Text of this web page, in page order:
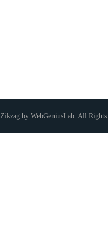
by WebGeniusLab. All Rights